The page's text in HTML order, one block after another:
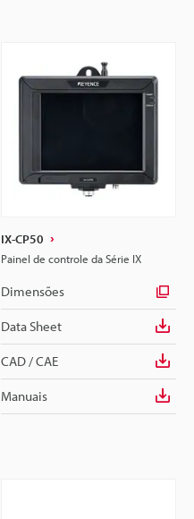
IX-CP50
Painel de controle da Série IX
Dimensões
Data Sheet
CAD / CAE
Manuais